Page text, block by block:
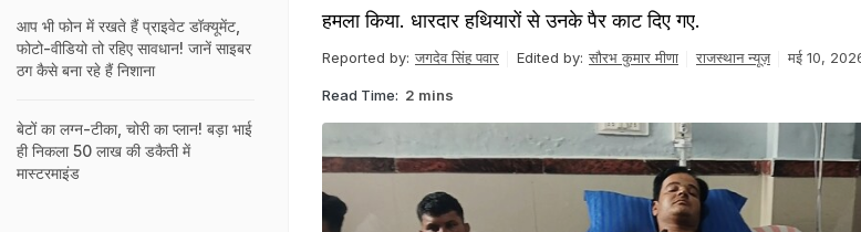
हमला किया. धारदार हथियारों से उनके पैर काट दिए गए.
Reported by: जगदेव सिंह पवार Edited by: सौरभ कुमार मीणा राजस्थान न्यूज़ मई 10,
Read Time: 2 mins
आप भी फोन में रखते हैं प्राइवेट डॉक्यूमेंट,
फोटो-वीडियो तो रहिए सावधान! जानें साइबर
ठग कैसे बना रहे हैं निशाना
बेटों का लग्न-टीका, चोरी का प्लान! बड़ा भाई
ही निकला 50 लाख की डकैती में
मास्टरमाइंड